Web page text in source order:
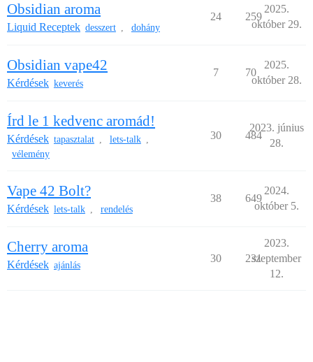
Obsidian aroma
Liquid Receptek desszert , dohány
24 259
2025.
október 29.
Obsidian vape42
Kérdések keverés
7 70
2025.
október 28.
Írd le 1 kedvenc aromád!
Kérdések tapasztalat , lets-talk ,
vélemény
30 484
2023. június
28.
Vape 42 Bolt?
Kérdések lets-talk , rendelés
38 649
2024.
október 5.
Cherry aroma
Kérdések ajánlás
30 231
2023.
szeptember
12.